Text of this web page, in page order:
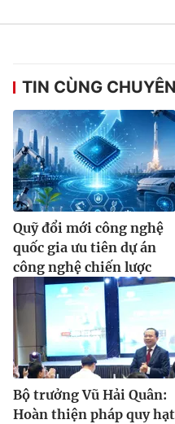
TIN CÙNG
Quỹ đổi mới công nghệ
quốc gia ưu tiên dự án
công nghệ chiến lược
Bộ trưởng Vũ Hải Quân:
Hoàn thiện pháp quy hạt